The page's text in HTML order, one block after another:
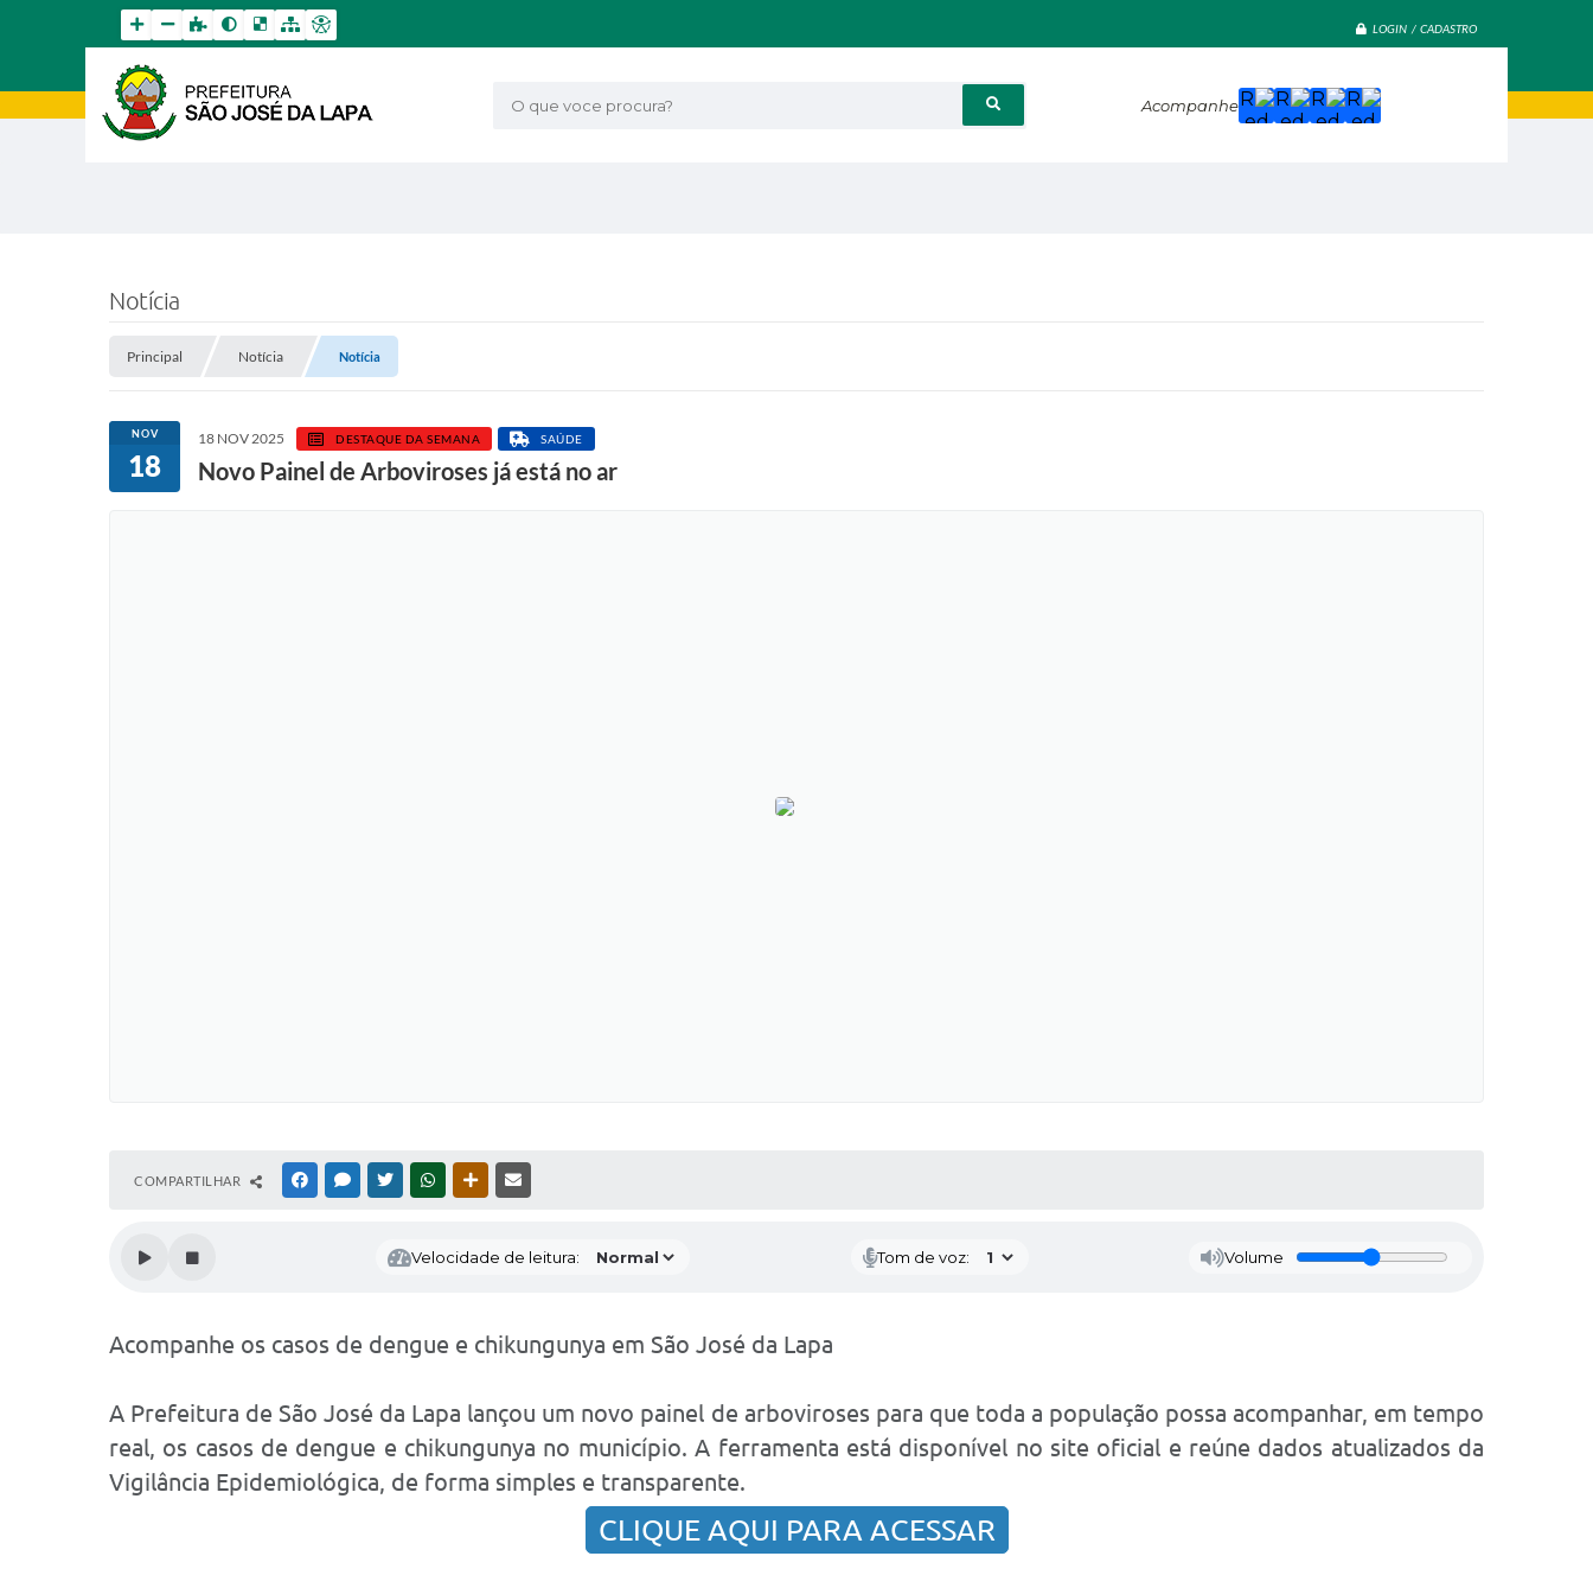
LOGIN / CADASTRO
O que voce procura? Acompanhe
Notícia
Principal Notícia Notícia
NOV
18
18 NOV 2025 DESTAQUE DA SEMANA SAÚDE
Novo Painel de Arboviroses já está no ar
COMPARTILHAR FACEBOOKMESSENGER
TWITTERWHATSAPPOUTRAS MÍDIAS
Velocidade de leitura: Tom de voz: Volume
Acompanhe os casos de dengue e chikungunya em São José da Lapa
A Prefeitura de São José da Lapa lançou um novo painel de arboviroses para que toda a população possa acompanhar, em tempo
real, os casos de dengue e chikungunya no município. A ferramenta está disponível no site oficial e reúne dados atualizados da
Vigilância Epidemiológica, de forma simples e transparente.
CLIQUE AQUI PARA ACESSAR